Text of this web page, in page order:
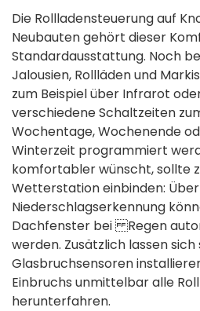
Die Rollladensteuerung auf
Neubauten gehört dieser
Standardausstattung. Noch
Jalousien, Rollläden und
zum Beispiel über Infrarot
verschiedene Schaltzeiten
Wochentage, Wochenende
Winterzeit programmiert
komfortabler wünscht, sollte
Wetterstation einbinden:
Niederschlagserkennung
Dachfenster bei Regen
werden. Zusätzlich lassen
Glasbruchsensoren
Einbruchs unmittelbar alle
herunterfahren.